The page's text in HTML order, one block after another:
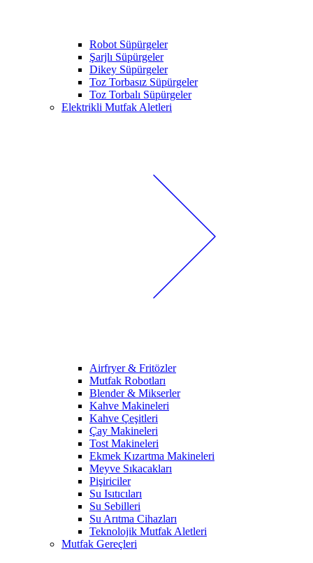
Robot Süpürgeler
Şarjlı Süpürgeler
Dikey Süpürgeler
Toz Torbasız Süpürgeler
Toz Torbalı Süpürgeler
Elektrikli Mutfak Aletleri
Airfryer & Fritözler
Mutfak Robotları
Blender & Mikserler
Kahve Makineleri
Kahve Çeşitleri
Çay Makineleri
Tost Makineleri
Ekmek Kızartma Makineleri
Meyve Sıkacakları
Pişiriciler
Su Isıtıcıları
Su Sebilleri
Su Arıtma Cihazları
Teknolojik Mutfak Aletleri
Mutfak Gereçleri